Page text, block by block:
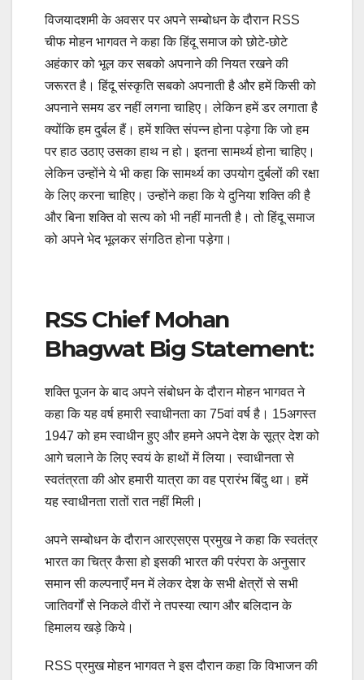
विजयादशमी के अवसर पर अपने सम्बोधन के दौरान RSS
चीफ मोहन भागवत ने कहा कि हिंदू समाज को छोटे-छोटे
अहंकार को भूल कर सबको अपनाने की नियत रखने की
जरूरत है। हिंदू संस्कृति सबको अपनाती है और हमें किसी को
अपनाने समय डर नहीं लगना चाहिए। लेकिन हमें डर लगाता है
क्योंकि हम दुर्बल हैं। हमें शक्ति संपन्न होना पड़ेगा कि जो हम
पर हाठ उठाए उसका हाथ न हो। इतना सामर्थ्य होना चाहिए।
लेकिन उन्होंने ये भी कहा कि सामर्थ्य का उपयोग दुर्बलों की रक्षा
के लिए करना चाहिए। उन्होंने कहा कि ये दुनिया शक्ति की है
और बिना शक्ति वो सत्य को भी नहीं मानती है। तो हिंदू समाज
को अपने भेद भूलकर संगठित होना पड़ेगा।
RSS Chief Mohan
Bhagwat Big Statement:
शक्ति पूजन के बाद अपने संबोधन के दौरान मोहन भागवत ने
कहा कि यह वर्ष हमारी स्वाधीनता का 75वां वर्ष है। 15अगस्त
1947 को हम स्वाधीन हुए और हमने अपने देश के सूत्र देश को
आगे चलाने के लिए स्वयं के हाथों में लिया। स्वाधीनता से
स्वतंत्रता की ओर हमारी यात्रा का वह प्रारंभ बिंदु था। हमें
यह स्वाधीनता रातों रात नहीं मिली।
अपने सम्बोधन के दौरान आरएसएस प्रमुख ने कहा कि स्वतंत्र
भारत का चित्र कैसा हो इसकी भारत की परंपरा के अनुसार
समान सी कल्पनाएँ मन में लेकर देश के सभी क्षेत्रों से सभी
जातिवर्गों से निकले वीरों ने तपस्या त्याग और बलिदान के
हिमालय खड़े किये।
RSS प्रमुख मोहन भागवत ने इस दौरान कहा कि विभाजन की